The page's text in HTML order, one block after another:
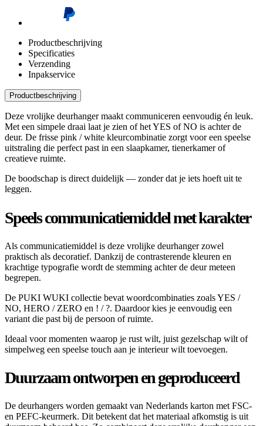
Productbeschrijving
Specificaties
Verzending
Inpakservice
Productbeschrijving
Deze vrolijke deurhanger maakt communiceren eenvoudig én leuk.
Met een simpele draai laat je zien of het YES of NO is achter de
deur. De frisse pink / white kleurcombinatie zorgt voor een speelse
uitstraling die perfect past in een slaapkamer, tienerkamer of
creatieve ruimte.
De boodschap is direct duidelijk — zonder dat je iets hoeft uit te
leggen.
Speels communicatiemiddel met karakter
Als communicatiemiddel is deze vrolijke deurhanger zowel
praktisch als decoratief. Dankzij de contrasterende kleuren en
krachtige typografie wordt de stemming achter de deur meteen
begrepen.
De PUKI WUKI collectie bevat woordcombinaties zoals YES /
NO, HERO / ZERO en ! / ?. Daardoor kies je eenvoudig een
variant die past bij de persoon of ruimte.
Ideaal voor momenten waarop je rust wilt, juist gezelschap wilt of
simpelweg een speelse touch aan je interieur wilt toevoegen.
Duurzaam ontworpen en geproduceerd
De deurhangers worden gemaakt van Nederlands karton met FSC-
en PEFC-keurmerk. Dit betekent dat het materiaal afkomstig is uit